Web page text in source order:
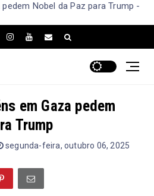
Nobel da Paz para Trump -
em Gaza pedem
Trump
segunda-feira, outubro 06, 2025